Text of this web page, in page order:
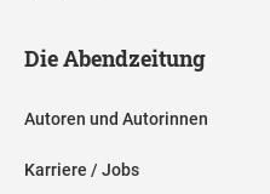
Die Abendzeitung
Autoren und Autorinnen
Karriere / Jobs